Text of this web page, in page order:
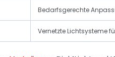
Bedarfsgerechte
Vernetzte Lichtsysteme